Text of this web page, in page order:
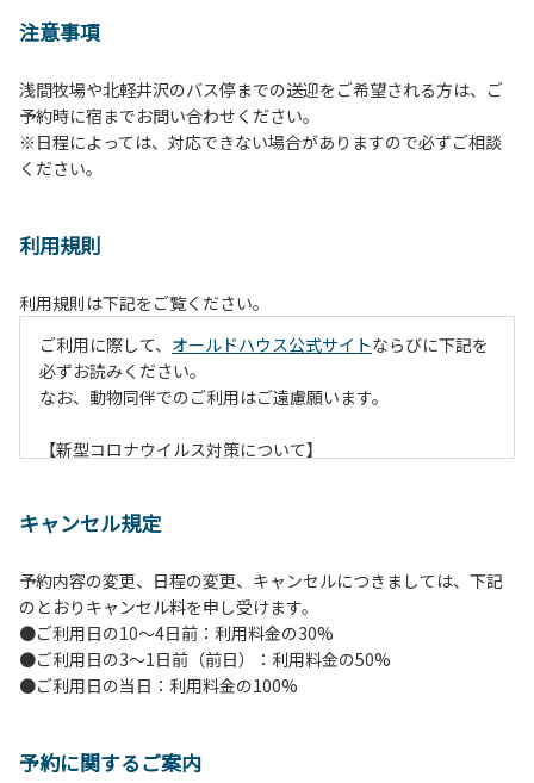
注意事項
浅間牧場や北軽井沢のバス停までの送迎をご希望される方は、ご
予約時に宿までお問い合わせください。
※日程によっては、対応できない場合がありますので必ずご相談
ください。
利用規則
利用規則は下記をご覧ください。
ご利用に際して、 オールドハウス公式サイトならびに下記を
必ずお読みください。
なお、動物同伴でのご利用はご遠慮願います。
【新型コロナウイルス対策について】
また、今後の状況次第で変わる場合がありますのでご了承く
【ペンションでの取り組み】
・お食事は席数を減らしソーシャルディスタンスを確保して
のお食事。
・お食事は18時と19時の2回に分けて行います。（ご希望の
・玄関、食堂に手指の消毒スプレーを設置。
キャンセル規定
予約内容の変更、日程の変更、キャンセルにつきましては、下記
のとおりキャンセル料を申し受けます。
●ご利用日の10～4日前：利用料金の30%
●ご利用日の3～1日前（前日）：利用料金の50%
●ご利用日の当日：利用料金の100%
予約に関するご案内